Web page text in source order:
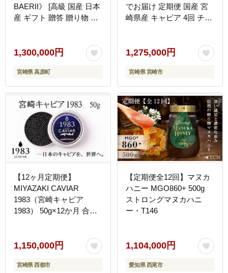
BAERII》 [高級 国産 日本
産 ギフト 贈答 贈り物 プ
1,300,000円
宮崎県 高原町
でお届け 定期便 国産 宮
崎県産 キャビア 4回 チョ
1,275,000円
宮崎県 宮崎市
【12ヶ月定期便】
MIYAZAKI CAVIAR
1983（宮崎キャビア
1983） 50g×12か月 合計
25-23a＞
1,150,000円
宮崎県 西都市
【定期便全12回】マヌカ
ハニー MGO860+ 500g
ストロングマヌカハニ
ー・T146
1,104,000円
愛知県 西尾市